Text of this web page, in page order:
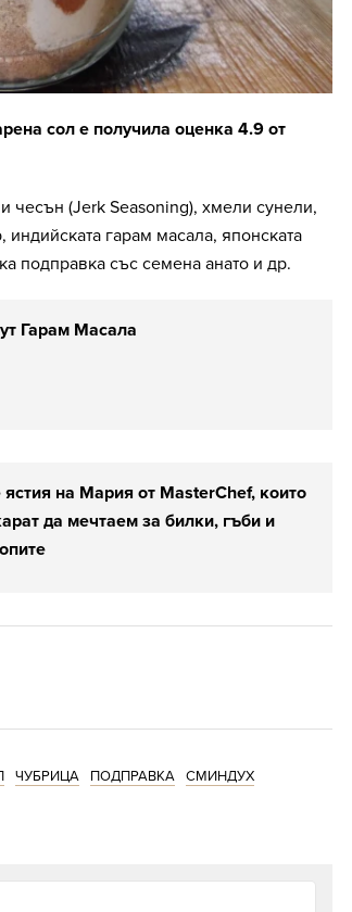
сол е получила оценка 4.9 от
чесън (Jerk Seasoning), хмели сунели,
гарам масала, японската
подправка със семена анато и др.
Гарам Масала
ястия на Мария от MasterChef, които
да мечтаем за билки, гъби и
ЧУБРИЦА ПОДПРАВКА
СМИНДУХ